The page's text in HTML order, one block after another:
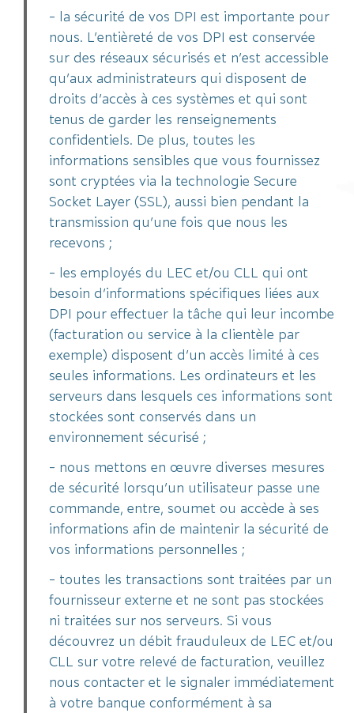
- la sécurité de vos DPI est importante pour
nous. L’entièreté de vos DPI est conservée
sur des réseaux sécurisés et n’est accessible
qu’aux administrateurs qui disposent de
droits d’accès à ces systèmes et qui sont
tenus de garder les renseignements
confidentiels. De plus, toutes les
informations sensibles que vous fournissez
sont cryptées via la technologie Secure
Socket Layer (SSL), aussi bien pendant la
transmission qu’une fois que nous les
recevons ;
- les employés du LEC et/ou CLL qui ont
besoin d’informations spécifiques liées aux
DPI pour effectuer la tâche qui leur incombe
(facturation ou service à la clientèle par
exemple) disposent d’un accès limité à ces
seules informations. Les ordinateurs et les
serveurs dans lesquels ces informations sont
stockées sont conservés dans un
environnement sécurisé ;
- nous mettons en œuvre diverses mesures
de sécurité lorsqu’un utilisateur passe une
commande, entre, soumet ou accède à ses
informations afin de maintenir la sécurité de
vos informations personnelles ;
- toutes les transactions sont traitées par un
fournisseur externe et ne sont pas stockées
ni traitées sur nos serveurs. Si vous
découvrez un débit frauduleux de LEC et/ou
CLL sur votre relevé de facturation, veuillez
nous contacter et le signaler immédiatement
à votre banque conformément à sa